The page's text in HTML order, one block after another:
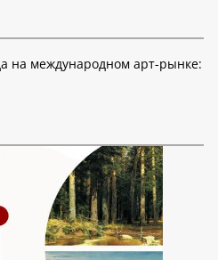
на международном арт-рынке: